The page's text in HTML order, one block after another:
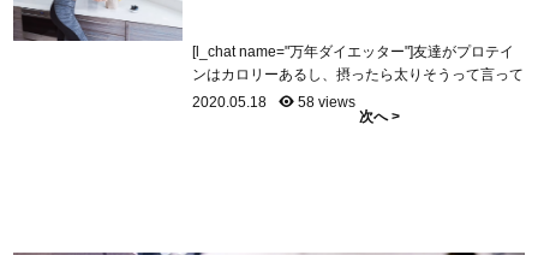
[l_chat name="万年ダイエッター"]友達がプロテイ
ンはカロリーあるし、摂ったら太りそうって言って
た！ダイエット中でも摂って大丈夫？甘くて美味し
いけど太らないか心配だから色々教えて欲しい
2020.05.18
58 views
次へ >